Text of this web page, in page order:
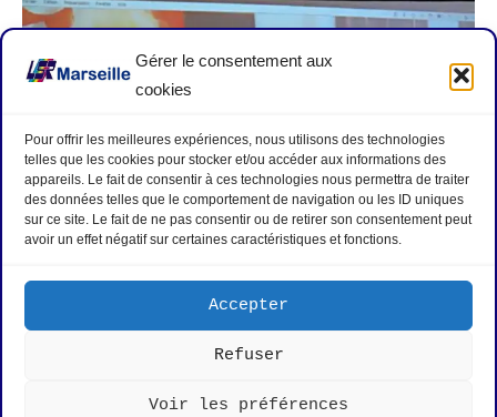
Gérer le consentement aux
cookies
Pour offrir les meilleures expériences, nous utilisons des technologies
telles que les cookies pour stocker et/ou accéder aux informations des
appareils. Le fait de consentir à ces technologies nous permettra de traiter
des données telles que le comportement de navigation ou les ID uniques
sur ce site. Le fait de ne pas consentir ou de retirer son consentement peut
avoir un effet négatif sur certaines caractéristiques et fonctions.
Accepter
Refuser
Voir les préférences
Hommage aux disparu-e-s : Antoinette ALCIDE ;
Philippe NEGRIER ; Antoine GARAU